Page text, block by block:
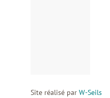
Site réalisé par W-Seils